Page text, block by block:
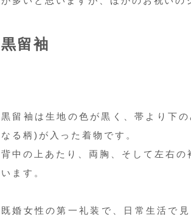
黒留袖
黒留袖は生地の色が黒く、帯より下
なる柄)が入った着物です。
背中の上あたり、両胸、そして左右
います。
既婚女性の第一礼装で、日常生活で